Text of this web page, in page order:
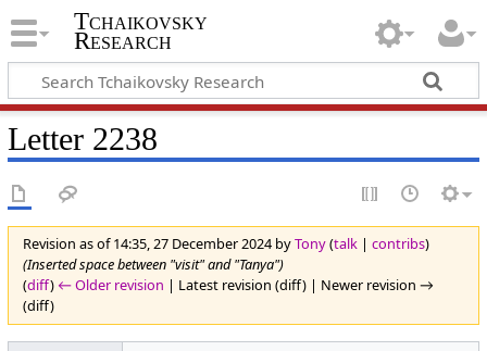
Tchaikovsky
Research
Letter 2238
Revision as of 14:35, 27 December 2024 byTony(talk| contribs)
(Inserted space between "visit" and "Tanya")
(diff) ← Older revision | Latest revision (diff) | Newer revision →
(diff)